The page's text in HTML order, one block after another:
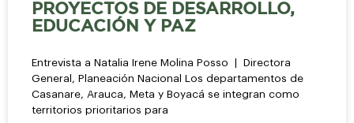
PROYECTOS DE DESARROLLO,
EDUCACIÓN Y PAZ
Entrevista a Natalia Irene Molina Posso | Directora
General, Planeación Nacional Los departamentos de
Casanare, Arauca, Meta y Boyacá se integran como
territorios prioritarios para